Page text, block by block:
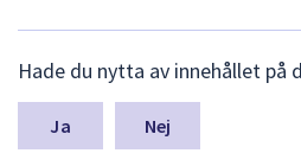
ä
m
a
Hade du nytta av innehållet på
Nej